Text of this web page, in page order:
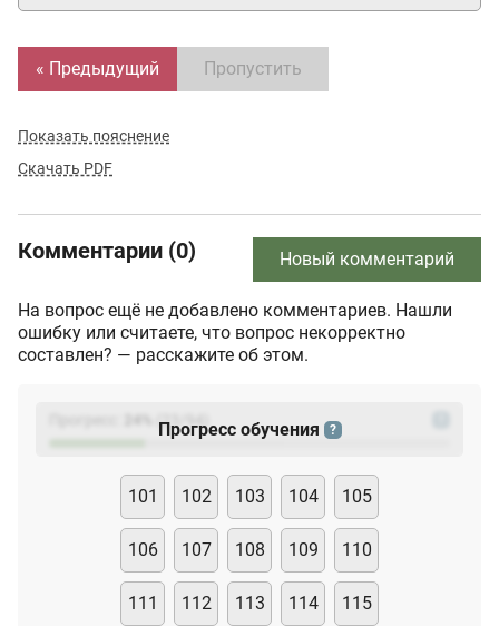
« Предыдущий Пропустить
Показать пояснение
Скачать PDF
Комментарии (0) Новый комментарий
На вопрос ещё не добавлено комментариев. Нашли
ошибку или считаете, что вопрос некорректно
составлен? — расскажите об этом.
(23
Прогресс обучения ?
101 102 103 104 105
106 107 108 109 110
111 112 113 114 115